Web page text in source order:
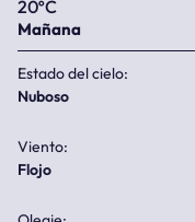
20ºC
Mañana
Estado del cielo:
nuboso
Viento:
flojo